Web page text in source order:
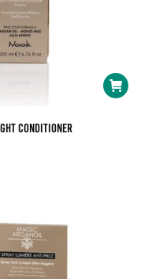
conditioner